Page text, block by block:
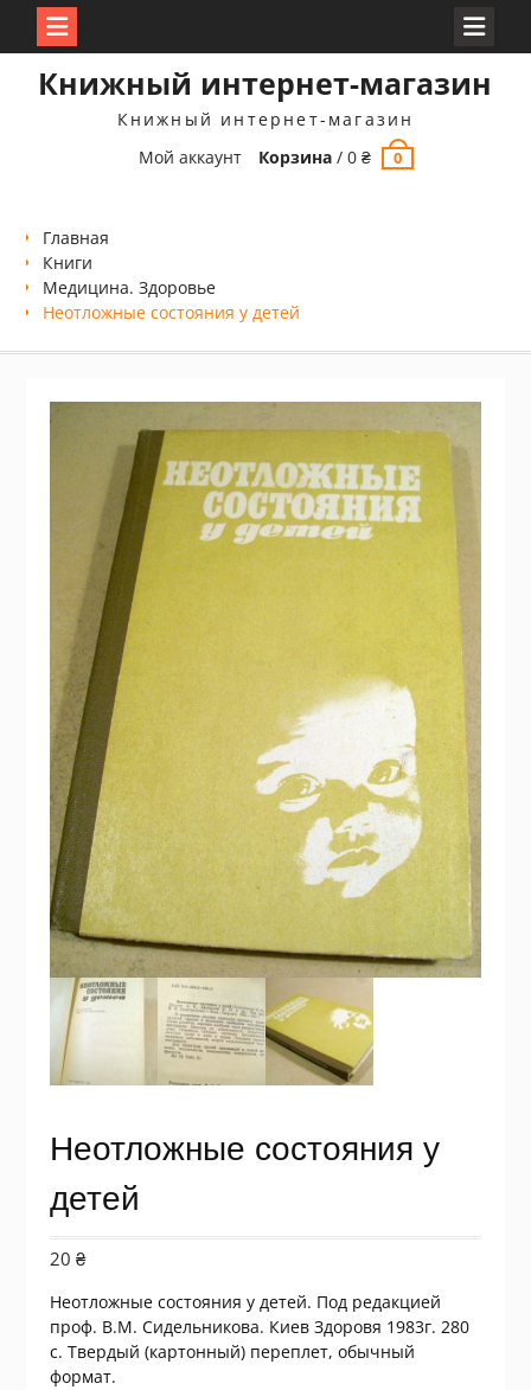
Книжный интернет-магазин
Книжный интернет-магазин
Мой аккаунт
Корзина /0₴ 0
Главная
Книги
Медицина. Здоровье
Неотложные состояния у детей
Неотложные состояния у
детей
20 ₴
Неотложные состояния у детей. Под редакцией
проф. В.М. Сидельникова. Киев Здоровя 1983г. 280
с. Твердый (картонный) переплет, обычный
формат.